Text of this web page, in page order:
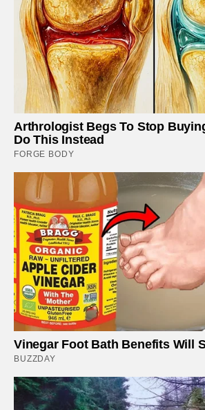
Arthrologist Begs To Stop
Do This Instead
FORGE BODY
Vinegar Foot Bath Benefits Will
BUZZDAY